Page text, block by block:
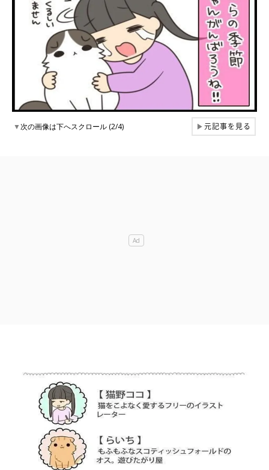
▼次の画像は下へスクロール (2/4) ▶元記事を見る